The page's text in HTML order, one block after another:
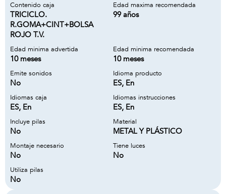
Contenido caja
TRICICLO.
R.GOMA+CINT+BOLSA
ROJO T.V.
Edad maxima recomendada
99 años
Edad minima advertida
10 meses
Edad minima recomendada
10 meses
Emite sonidos
No
Idioma producto
ES, En
Idiomas caja
ES, En
Idiomas instrucciones
ES, En
Incluye pilas
No
Material
METAL Y PLÁSTICO
Montaje necesario
No
Tiene luces
No
Utiliza pilas
No